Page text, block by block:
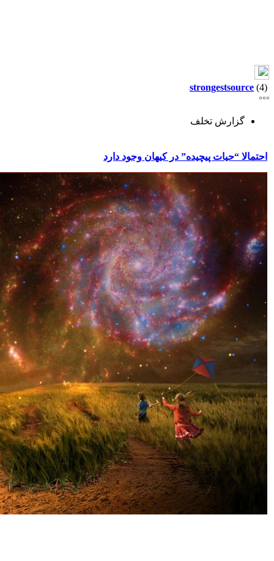
strongestsource (4)
گزارش تخلف
احتمالا “حیات پیچیده” در کیهان وجود دارد